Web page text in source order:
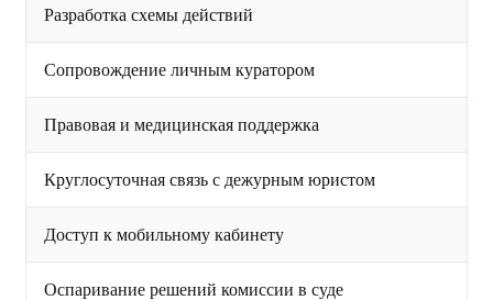
Разработка схемы действий
Сопровождение личным куратором
Правовая и медицинская поддержка
Круглосуточная связь с дежурным юристом
Доступ к мобильному кабинету
Оспаривание решений комиссии в суде